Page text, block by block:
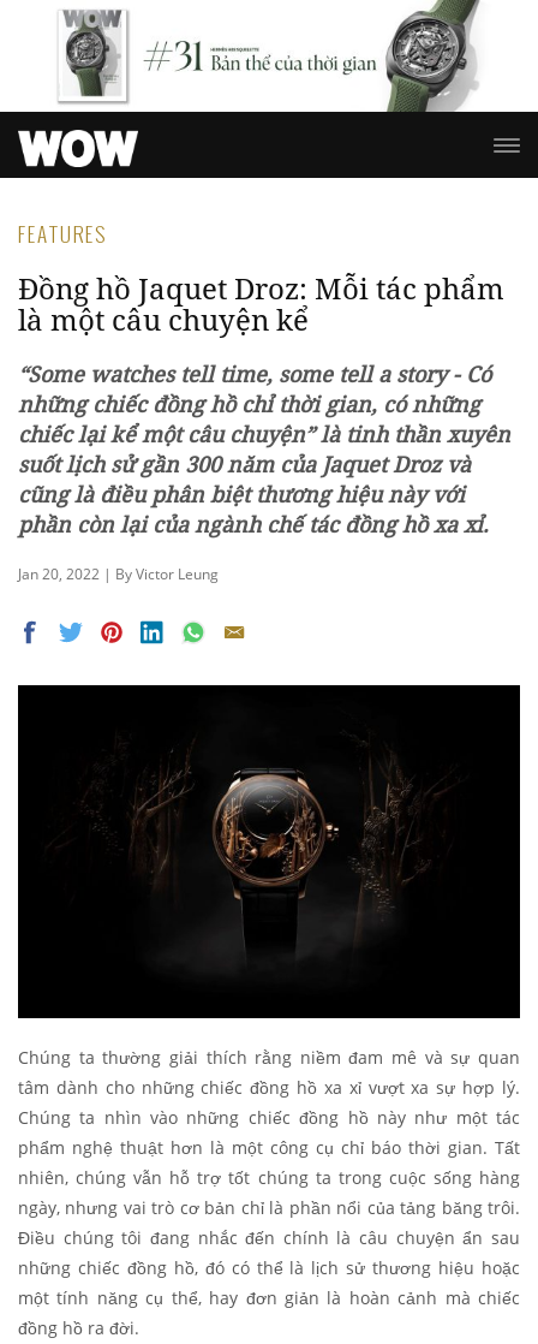
FEATURES
Đồng hồ Jaquet Droz: Mỗi tác phẩm
là một câu chuyện kể
“Some watches tell time, some tell a story - Có
những chiếc đồng hồ chỉ thời gian, có những
chiếc lại kể một câu chuyện” là tinh thần xuyên
suốt lịch sử gần 300 năm của Jaquet Droz và
cũng là điều phân biệt thương hiệu này với
phần còn lại của ngành chế tác đồng hồ xa xỉ.
Jan 20, 2022 | By Victor Leung
Chúng ta thường giải thích rằng niềm đam mê và sự quan
tâm dành cho những chiếc đồng hồ xa xỉ vượt xa sự hợp lý.
Chúng ta nhìn vào những chiếc đồng hồ này như một tác
phẩm nghệ thuật hơn là một công cụ chỉ báo thời gian. Tất
nhiên, chúng vẫn hỗ trợ tốt chúng ta trong cuộc sống hàng
ngày, nhưng vai trò cơ bản chỉ là phần nổi của tảng băng trôi.
Điều chúng tôi đang nhắc đến chính là câu chuyện ẩn sau
những chiếc đồng hồ, đó có thể là lịch sử thương hiệu hoặc
một tính năng cụ thể, hay đơn giản là hoàn cảnh mà chiếc
đồng hồ ra đời.